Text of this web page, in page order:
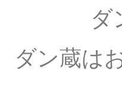
ダ
ダン蔵は